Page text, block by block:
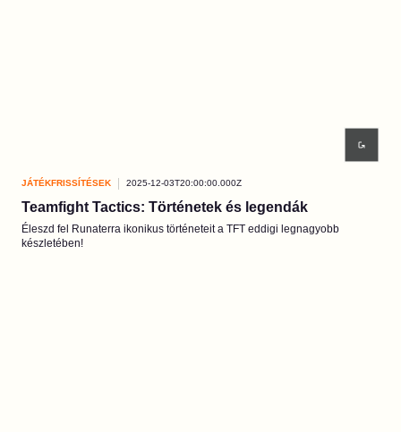
JÁTÉKFRISSÍTÉSEK 2025-12-03T20:00:00.000Z
Teamfight Tactics: Történetek és legendák
Éleszd fel Runaterra ikonikus történeteit a TFT eddigi legnagyobb
készletében!